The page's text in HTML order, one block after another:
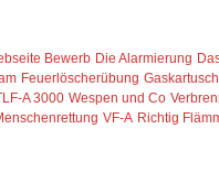
Bewerb Die Alarmierung
Feuerlöscherübung
A 3000 Wespen und Co
VF-A Richtig